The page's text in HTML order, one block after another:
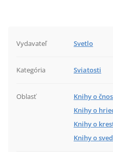
Vydavateľ Svetlo
Kategória Sviatosti
Oblasť
Knihy o
Knihy o
Knihy o
Knihy o